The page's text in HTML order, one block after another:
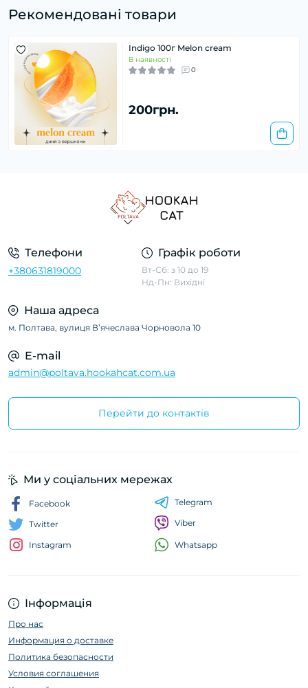
Рекомендовані товари
Indigo 100г Melon cream
В наявності
0
200грн.
Телефони
+380631819000
Графік роботи
Вт-Сб: з 10 до 19
Нд-Пн: Вихідні
Наша адреса
м. Полтава, вулиця Вʼячеслава Чорновола 10
E-mail
admin@poltava.hookahcat.com.ua
Перейти до контактів
Інформація
Про нас
Информация о доставке
Политика безопасности
Условия соглашения
Ми у соціальних мережах
Facebook
Twitter
Instagram
Telegram
Viber
Whatsapp